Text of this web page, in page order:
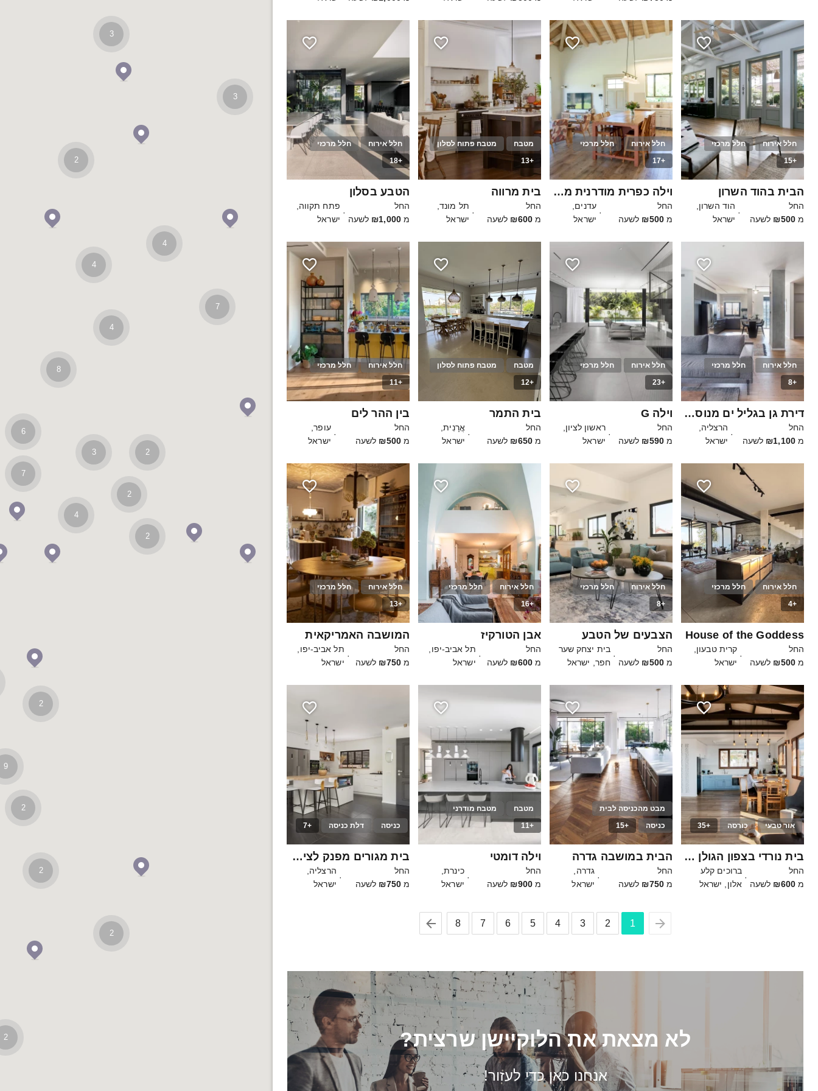
חלל אירוח
חלל מרכזי
+15
40
הבית בהוד השרון
החל
מ ₪500 לשעה
·
הוד השרון,
ישראל
חלל אירוח
חלל מרכזי
+17
100
וילה כפרית מודרנית מטריפה
החל
מ ₪500 לשעה
·
עדנים,
ישראל
מטבח
מטבח פתוח לסלון
+13
25
בית מרווה
החל
מ ₪600 לשעה
·
תל מונד,
ישראל
חלל אירוח
חלל מרכזי
+18
30
הטבע בסלון
החל
מ ₪1,000 לשעה
·
פתח תקווה,
ישראל
חלל אירוח
חלל מרכזי
+8
דירת גן בגליל ים מנוסה בפרסומות
החל
מ ₪1,100 לשעה
·
הרצליה,
ישראל
חלל אירוח
חלל מרכזי
+23
וילה G
החל
מ ₪590 לשעה
·
ראשון לציון,
ישראל
מטבח
מטבח פתוח לסלון
+12
בית התמר
החל
מ ₪650 לשעה
·
אֳרָנִית,
ישראל
חלל אירוח
חלל מרכזי
+11
40
בין ההר לים
החל
מ ₪500 לשעה
·
עופר,
ישראל
חלל אירוח
חלל מרכזי
+4
25
House of the Goddess
החל
מ ₪500 לשעה
·
קרית טבעון,
ישראל
חלל אירוח
חלל מרכזי
+8
50
הצבעים של הטבע
החל
מ ₪500 לשעה
·
בית יצחק שער
חפר, ישראל
חלל אירוח
חלל מרכזי
+16
15
אבן הטורקיז
החל
מ ₪600 לשעה
·
תל אביב-יפו,
ישראל
חלל אירוח
חלל מרכזי
+13
10
המושבה האמריקאית
החל
מ ₪750 לשעה
·
תל אביב-יפו,
ישראל
אור טבעי כורסה +35
12
בית נורדי בצפון הגולן עם נוף עוצר נשימה
החל
מ ₪600 לשעה
·
ברוכים קלע
אלון, ישראל
מבט מהכניסה לבית
כניסה
+15
20
הבית במושבה גדרה
החל
מ ₪750 לשעה
·
גדרה,
ישראל
מטבח
מטבח מודרני
+11
וילה דומטי
החל
מ ₪900 לשעה
·
כינרת,
ישראל
כניסה דלת כניסה +7
בית מגורים מפנק לצילומים
החל
מ ₪750 לשעה
·
הרצליה,
ישראל
1
2
3
4
5
6
7
8
לא מצאת את הלוקיישן שרצית?
אנחנו כאן כדי לעזור!
2
8
4
2
6
3
7
2
4
2
2
7
4
3
4
2
2
9
2
3
2
2